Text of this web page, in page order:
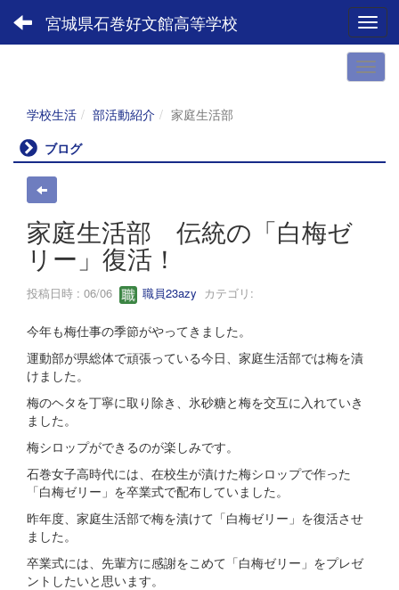
宮城県石巻好文館高等学校
学校生活 部活動紹介
家庭生活部
ブログ
家庭生活部 伝統の「白梅ゼ
リー」復活！
投稿日時 : 06/06 職員23azy カテゴリ:
今年も梅仕事の季節がやってきました。
運動部が県総体で頑張っている今日、家庭生活部では梅を漬
けました。
梅のヘタを丁寧に取り除き、氷砂糖と梅を交互に入れていき
ました。
梅シロップができるのが楽しみです。
石巻女子高時代には、在校生が漬けた梅シロップで作った
「白梅ゼリー」を卒業式で配布していました。
昨年度、家庭生活部で梅を漬けて「白梅ゼリー」を復活させ
ました。
卒業式には、先輩方に感謝をこめて「白梅ゼリー」をプレゼ
ントしたいと思います。